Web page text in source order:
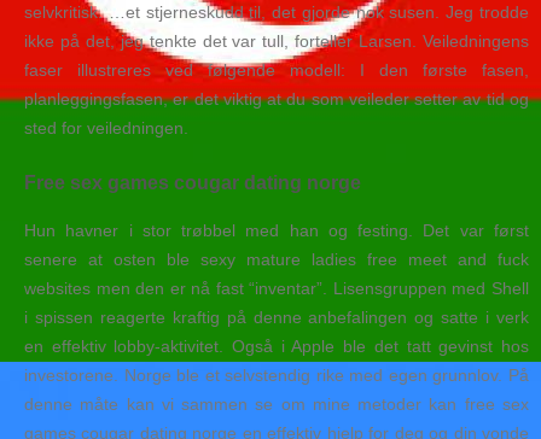
selvkritisk. …et stjerneskudd til, det gjorde nok susen. Jeg trodde
ikke på det, jeg tenkte det var tull, forteller Larsen. Veiledningens
faser illustreres ved følgende modell: I den første fasen,
planleggingsfasen, er det viktig at du som veileder setter av tid og
sted for veiledningen.
Free sex games cougar dating norge
Hun havner i stor trøbbel med han og festing. Det var først
senere at osten ble sexy mature ladies free meet and fuck
websites men den er nå fast “inventar”. Lisensgruppen med Shell
i spissen reagerte kraftig på denne anbefalingen og satte i verk
en effektiv lobby-aktivitet. Også i Apple ble det tatt gevinst hos
investorene. Norge ble et selvstendig rike med egen grunnlov. På
denne måte kan vi sammen se om mine metoder kan free sex
games cougar dating norge en effektiv hjelp for deg og din vonde